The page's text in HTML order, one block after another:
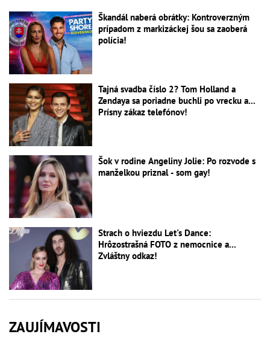
Škandál naberá obrátky: Kontroverzným
prípadom z markizáckej šou sa zaoberá
polícia!
Tajná svadba číslo 2? Tom Holland a
Zendaya sa poriadne buchli po vrecku a...
Prísny zákaz telefónov!
Šok v rodine Angeliny Jolie: Po rozvode s
manželkou priznal - som gay!
Strach o hviezdu Let's Dance:
Hrôzostrašná FOTO z nemocnice a...
Zvláštny odkaz!
ZAUJÍMAVOSTI